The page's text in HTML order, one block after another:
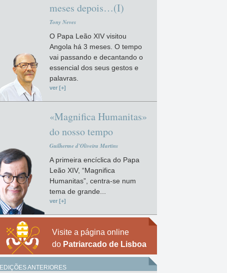
meses depois…(I)
Tony Neves
O Papa Leão XIV visitou
Angola há 3 meses. O tempo
vai passando e decantando o
essencial dos seus gestos e
palavras.
ver [+]
«Magnifica Humanitas»
do nosso tempo
Guilherme d'Oliveira Martins
A primeira encíclica do Papa
Leão XIV, “Magnifica
Humanitas”, centra-se num
tema de grande...
ver [+]
Visite a página online
do Patriarcado de Lisboa
EDIÇÕES ANTERIORES